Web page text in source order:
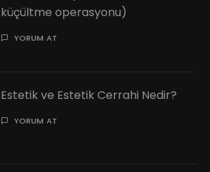
küçültme operasyonu)
YORUM AT
Estetik ve Estetik Cerrahi Nedir?
YORUM AT